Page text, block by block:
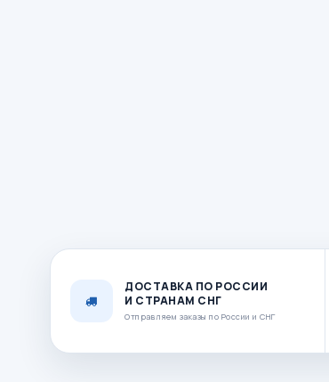
ДОСТАВКА ПО РОССИИ
И СТРАНАМ СНГ
Отправляем заказы по России и СНГ